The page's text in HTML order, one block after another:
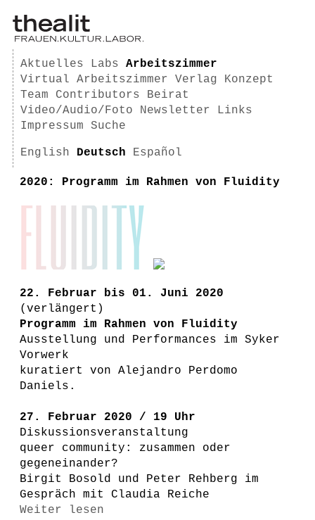
Aktuelles Labs
Arbeitszimmer
Virtual Arbeitszimmer
Verlag
Konzept
Team
Contributors
Beirat
Video/Audio/Foto
Newsletter
Links
Impressum
Suche
English Deutsch Español
2020: Programm im Rahmen von Fluidity
22. Februar bis 01. Juni 2020
(verlängert)
Programm im Rahmen von Fluidity
Ausstellung und Performances im Syker
Vorwerk
kuratiert von Alejandro Perdomo
Daniels.
27. Februar 2020 / 19 Uhr
Diskussionsveranstaltung
queer community: zusammen oder
gegeneinander?
Birgit Bosold und Peter Rehberg im
Gespräch mit Claudia Reiche
Weiter lesen